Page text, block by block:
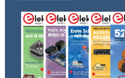
(souvenez-vous que, pour ce
toujours des ohms, volts et
multiples ni des sous-
milliampères ou les kΩ plus